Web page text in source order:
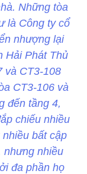
Những tòa
là Công ty cổ
nhượng lại
Hải Phát Thủ
CT3-108
CT3-106 và
đến tầng 4,
chiếu nhiều
bất cập
nhưng nhiều
đa phần họ